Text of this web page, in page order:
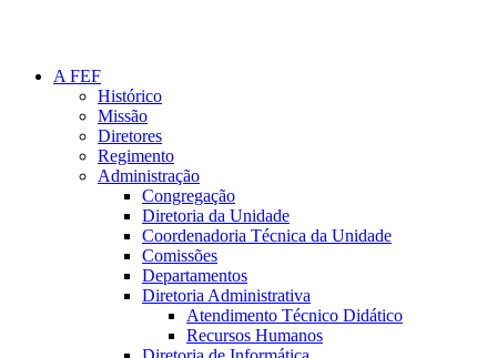
A FEF
Histórico
Missão
Diretores
Regimento
Administração
Congregação
Diretoria da Unidade
Coordenadoria Técnica da Unidade
Comissões
Departamentos
Diretoria Administrativa
Atendimento Técnico Didático
Recursos Humanos